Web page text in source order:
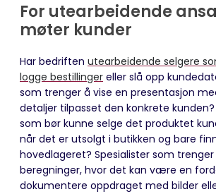
For utearbeidende
møter kunder
Har bedriften utearbeidende selgere
logge bestillinger eller slå opp
som trenger å vise en presentasjon
detaljer tilpasset den konkrete
som bør kunne selge det produktet
når det er utsolgt i butikken og bare
hovedlageret? Spesialister som
beregninger, hvor det kan være en
dokumentere oppdraget med bilder